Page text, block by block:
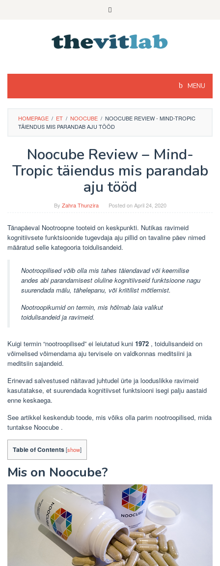
MENU
HOMEPAGE / ET / NOOCUBE / NOOCUBE REVIEW - MIND-TROPIC
TÄIENDUS MIS PARANDAB AJU TÖÖD
Noocube Review – Mind-
Tropic täiendus mis parandab
aju tööd
By Zahra Thunzira Posted onApril 24, 2020
Tänapäeval Nootroopne tooteid on keskpunkti. Nutikas ravimeid
kognitiivsete funktsioonide tugevdaja aju pillid on tavaline päev nimed
määratud selle kategooria toidulisandeid.
Nootroopilised võib olla mis tahes täiendavad või keemilise
andes abi parandamisest oluline kognitiivseid funktsioone nagu
suurendada mälu, tähelepanu, või kriitilist mõtlemist.
Nootroopikumid on termin, mis hõlmab laia valikut
toidulisandeid ja ravimeid.
Kuigi termin “nootroopilised” ei leiutatud kuni 1972 , toidulisandeid on
võimelised võimendama aju tervisele on valdkonnas meditsiini ja
meditsiin sajandeid.
Erinevad salvestused näitavad juhtudel ürte ja looduslikke ravimeid
kasutatakse, et suurendada kognitiivset funktsiooni isegi palju aastaid
enne keskaega.
See artikkel keskendub toode, mis võiks olla parim nootroopilised, mida
tuntakse Noocube .
Table of Contents[show]
Mis on Noocube?